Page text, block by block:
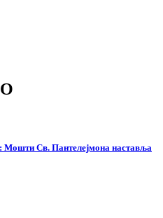
Мошти Св. Пантелејмона наставља